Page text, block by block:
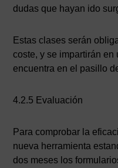
dudas que hayan ido
Estas clases serán
coste, y se impartirán
encuentra en el pasillo
4.2.5 Evaluación
Para comprobar la
nueva herramienta
dos meses los